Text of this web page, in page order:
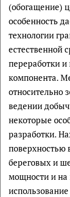
(обогащение)
особенность
технологии
естественной
переработки
компонента.
относительно
ведении
некоторые
разработки.
поверхностью
береговых и
мощности и на